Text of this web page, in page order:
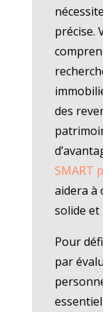
précise.
des
SMART
aidera à
solide et
Pour
par